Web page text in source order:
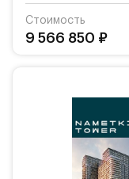
Стоимость
9 566 850 ₽